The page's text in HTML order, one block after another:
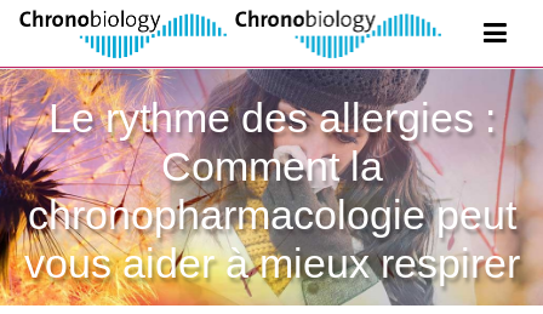
Le rythme des allergies :
Comment la
chronopharmacologie peut
vous aider à mieux respirer